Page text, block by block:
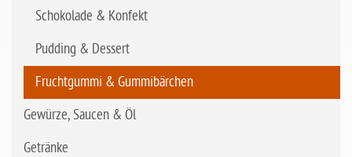
Schokolade & Konfekt
Pudding & Dessert
Fruchtgummi & Gummibärchen
Gewürze, Saucen & Öl
Getränke